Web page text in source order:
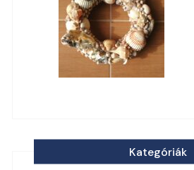
Kategóriák